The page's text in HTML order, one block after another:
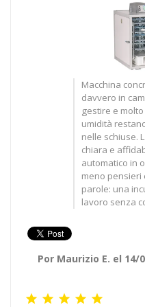
Macchina
davvero in
gestire e
umidità
nelle schiuse.
chiara e
automatico in
meno pensieri
parole: una
lavoro senza
Por Maurizio E. el 14/
    